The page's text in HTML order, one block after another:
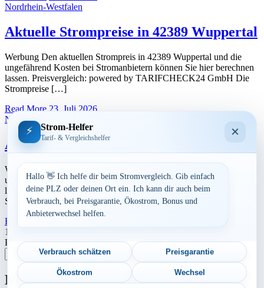
Nordrhein-Westfalen
Aktuelle Strompreise in 42389 Wuppertal
Werbung Den aktuellen Strompreis in 42389 Wuppertal und die
ungefährend Kosten bei Stromanbietern können Sie hier berechnen
lassen. Preisvergleich: powered by TARIFCHECK24 GmbH Die
Strompreise […]
Read More 23. Juli 2026
Nordrhein-Westfalen
Aktuelle Strompreise in 42115 Wuppertal
Werbung Den aktuellen Strompreis in 42115 Wuppertal und die
ungefährend Kosten bei Stromanbietern können Sie hier berechnen
lassen. Preisvergleich: powered by TARIFCHECK24 GmbH Die
Strompreise […]
Read More
Seitennummerierung
der
Beiträge
1
Postleitzahl eingeben
Suchen
Neu berechnet
⚡ Strom-Helfer
Tarif- & Vergleichshelfer ×
Hallo 👋 Ich helfe dir beim Stromvergleich. Gib einfach
deine PLZ oder deinen Ort ein. Ich kann dir auch beim
Verbrauch, bei Preisgarantie, Ökostrom, Bonus und
Anbieterwechsel helfen.
Verbrauch schätzen Preisgarantie
Ökostrom Wechsel